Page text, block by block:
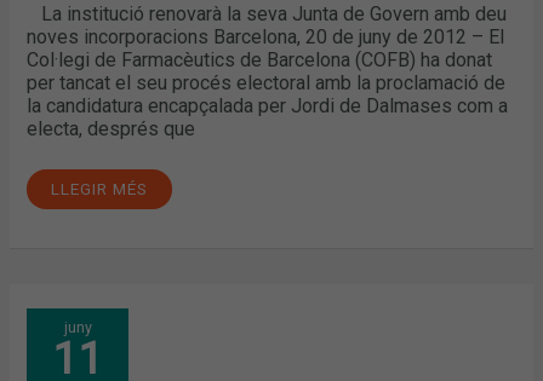
La institució renovarà la seva Junta de Govern amb deu
noves incorporacions Barcelona, 20 de juny de 2012 – El
Col·legi de Farmacèutics de Barcelona (COFB) ha donat
per tancat el seu procés electoral amb la proclamació de
la candidatura encapçalada per Jordi de Dalmases com a
electa, després que
LLEGIR MÉS
juny
11
ELS
MEDICAMENTS
INDIVIDUALITZATS,
MÒBIL